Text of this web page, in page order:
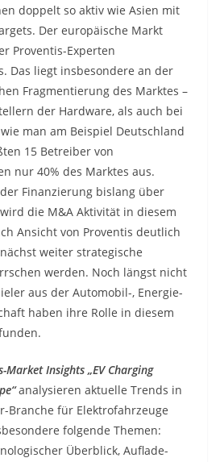
doppelt so aktiv wie Asien mit
Der europäische Markt
Proventis-Experten
Das liegt insbesondere an der
Fragmentierung des Marktes –
der Hardware, als auch bei
man am Beispiel Deutschland
15 Betreiber von
nur 40% des Marktes aus.
Finanzierung bislang über
die M&A Aktivität in diesem
Ansicht von Proventis deutlich
weiter strategische
werden. Noch längst nicht
aus der Automobil-, Energie-
haben ihre Rolle in diesem
Insights „EV Charging
analysieren aktuelle Trends in
Branche für Elektrofahrzeuge
folgende Themen:
Überblick, Auflade-